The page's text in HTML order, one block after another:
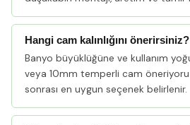
Hangi cam kalınlığını önerirsiniz?
Banyo büyüklüğüne ve kullanım
veya 10mm temperli cam
sonrası en uygun seçenek belirlenir.